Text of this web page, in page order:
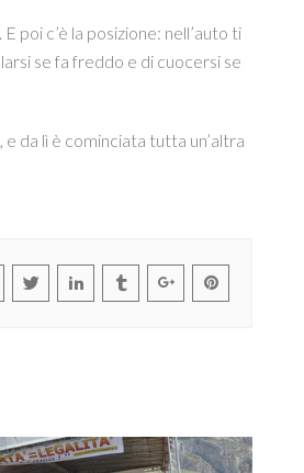
poi c’è la posizione: nell’auto ti
se fa freddo e di cuocersi se
da lì è cominciata tutta un’altra